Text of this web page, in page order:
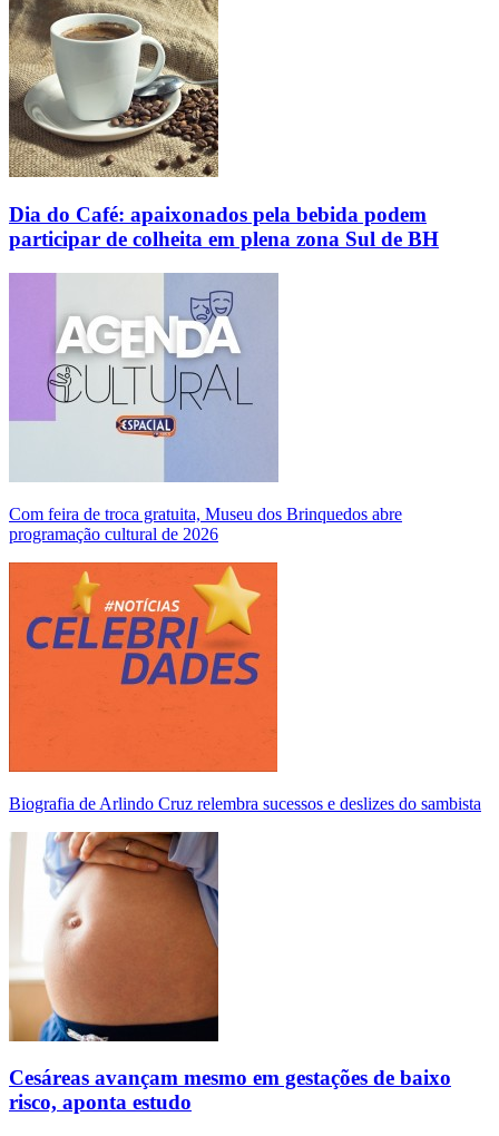
Dia do Café: apaixonados pela bebida podem
participar de colheita em plena zona Sul de BH
Com feira de troca gratuita, Museu dos Brinquedos abre
programação cultural de 2026
Biografia de Arlindo Cruz relembra sucessos e deslizes do sambista
Cesáreas avançam mesmo em gestações de baixo
risco, aponta estudo